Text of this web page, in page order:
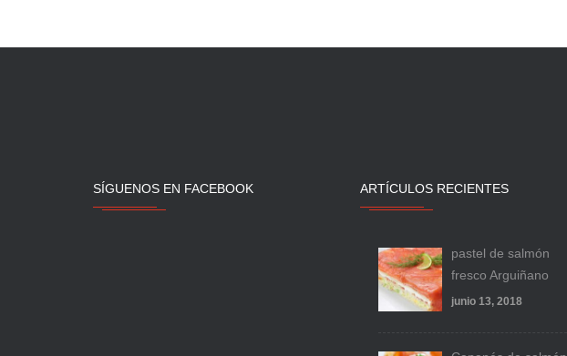
SÍGUENOS EN FACEBOOK ARTÍCULOS RECIENTES
pastel de salmón
fresco Arguiñano
junio 13, 2018